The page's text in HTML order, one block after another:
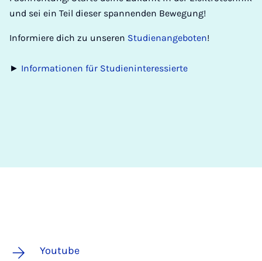
und sei ein Teil dieser spannenden Bewegung!
Informiere dich zu unseren Studienangeboten!
► Informationen für Studieninteressierte
Youtube